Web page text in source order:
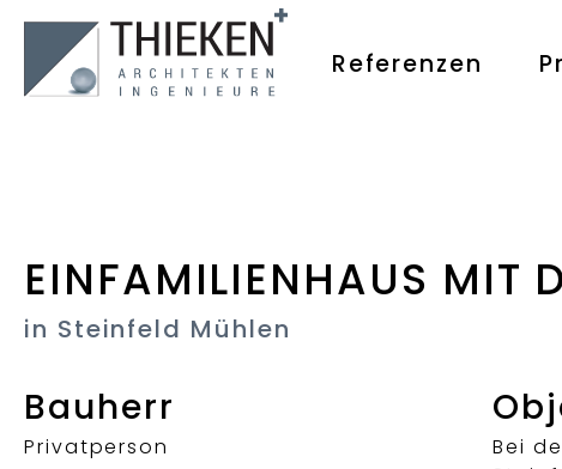
Referenzen
EINFAMILIENHAUS MIT
in Steinfeld Mühlen
Bauherr
Privatperson
Bei